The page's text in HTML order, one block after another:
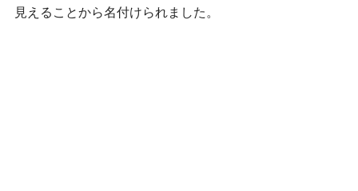
見えることから名付けられました。